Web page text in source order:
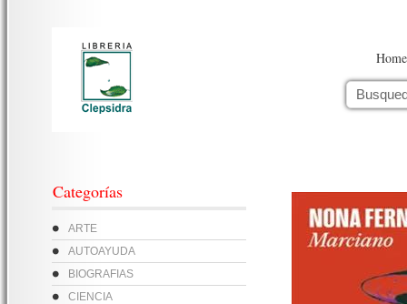
Home
Categorías
ARTE
AUTOAYUDA
BIOGRAFIAS
CIENCIA